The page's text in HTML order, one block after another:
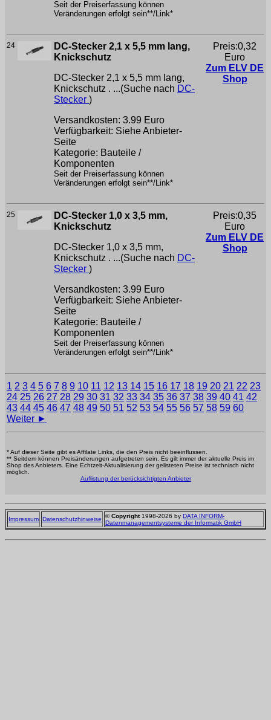
Seit der Preiserfassung können
Veränderungen erfolgt sein**/Link*
24
DC-Stecker 2,1 x 5,5 mm lang,
Knickschutz
DC-Stecker 2,1 x 5,5 mm lang,
Knickschutz . ...(Suche nach DC-
Stecker )
Versandkosten: 3.99 Euro
Verfügbarkeit: Siehe Anbieter-
Seite
Kategorie: Bauteile /
Komponenten
Seit der Preiserfassung können
Veränderungen erfolgt sein**/Link*
Preis:0,32
Euro
Zum ELV DE
Shop
25
DC-Stecker 1,0 x 3,5 mm,
Knickschutz
DC-Stecker 1,0 x 3,5 mm,
Knickschutz . ...(Suche nach DC-
Stecker )
Versandkosten: 3.99 Euro
Verfügbarkeit: Siehe Anbieter-
Seite
Kategorie: Bauteile /
Komponenten
Seit der Preiserfassung können
Veränderungen erfolgt sein**/Link*
Preis:0,35
Euro
Zum ELV DE
Shop
1 2 3 4 5 6 7 8 9 10 11 12 13 14 15 16 17 18 19 20 21 22 23
24 25 26 27 28 29 30 31 32 33 34 35 36 37 38 39 40 41 42
43 44 45 46 47 48 49 50 51 52 53 54 55 56 57 58 59 60
Weiter ►
* Auf dieser Seite gibt es Affilate Links, die den Preis nicht beeinflussen.
** Seitdem können Preisänderungen aufgetreten sein. Es gilt immer der aktuelle Preis im
Shop des Anbieters. Eine Echtzeit-Aktualisierung der gelisteten Preise ist technisch nicht
möglich.
Auflistung der berücksichtigten Anbieter
Impressum Datenschutzhinweise ©Copyright1998-2026 by DATA INFORM-
Datenmanagementsysteme der Informatik GmbH